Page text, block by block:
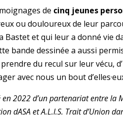
de cinq jeunes
ou douloureux de leur
Bastet et qui leur a donné vie
bande dessinée a aussi
du recul sur leur vécu,
avec nous un bout
en 2022 d’un partenariat entre la
dASA et A.L.I.S. Trait d’Union